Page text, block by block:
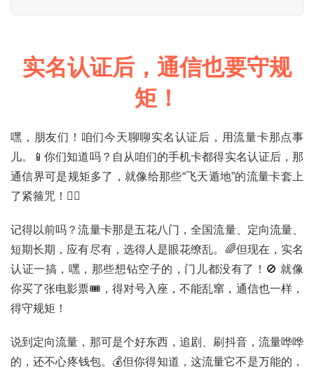
实名认证后，通信也要守规
矩！
嘿，朋友们！咱们今天聊聊实名认证后，用流量卡那点事
儿。📱你们知道吗？自从咱们的手机卡都得实名认证后，那
通信界可是规矩多了，就像给那些“飞天遁地”的流量卡套上
了紧箍咒！👮‍♂️
记得以前吗？流量卡那是五花八门，全国流量、定向流量、
短期长期，应有尽有，选得人是眼花缭乱。🌈但现在，实名
认证一搞，嘿，那些想钻空子的，门儿都没有了！🚫 就像
你买了张电影票🎟️，得对号入座，不能乱窜，通信也一样，
得守规矩！
说到定向流量，那可是个好东西，追剧、刷抖音，流量哗哗
的，还不心疼钱包。💰但你得知道，这流量它不是万能的，